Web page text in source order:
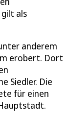
als
anderem
erobert. Dort
Siedler. Die
für einen